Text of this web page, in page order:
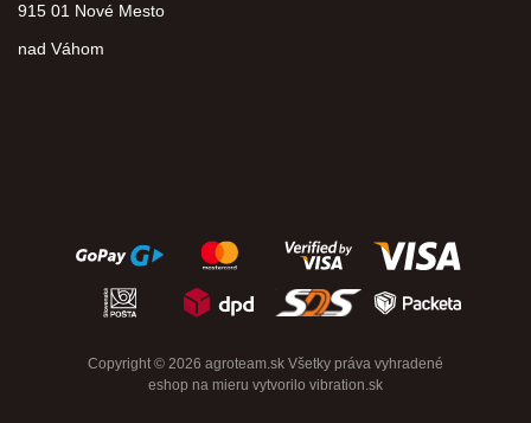
915 01 Nové Mesto
nad Váhom
Copyright © 2026 agroteam.sk Všetky práva vyhradené
eshop na mieru vytvorilo vibration.sk